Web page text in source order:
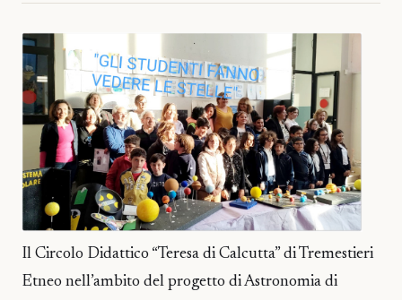
Il Circolo Didattico “Teresa di Calcutta” di Tremestieri
Etneo nell’ambito del progetto di Astronomia di